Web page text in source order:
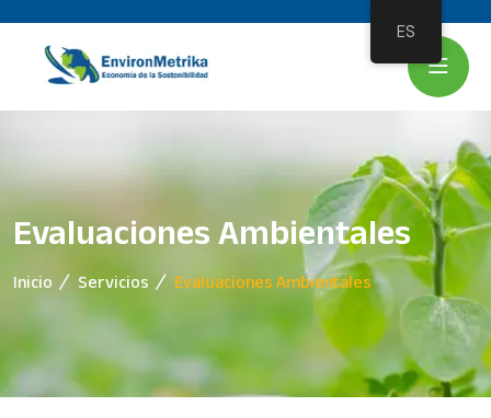
Evaluaciones Ambientales
Inicio Servicios Evaluaciones Ambientales
ES